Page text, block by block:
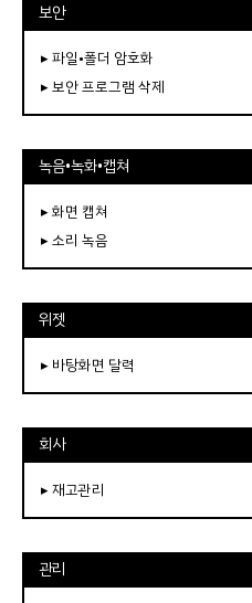
보안
▸ 파일•폴더 암호화
▸ 보안 프로그램 삭제
녹음•녹화•캡쳐
▸ 화면 캡쳐
▸ 소리 녹음
위젯
▸ 바탕화면 달력
회사
▸ 재고관리
관리